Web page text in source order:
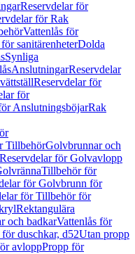
Reservdelar för
för Rak
Vattenlås för
sanitärenheterDolda
Synliga
AnslutningarReservdelar
Reservdelar för
för
AnslutningsböjarRak
TillbehörGolvbrunnar och
Reservdelar för Golvavlopp
Tillbehör för
för Golvbrunn för
för Tillbehör för
Rektangulära
och badkarVattenlås för
duschkar, d52Utan propp
avloppPropp för